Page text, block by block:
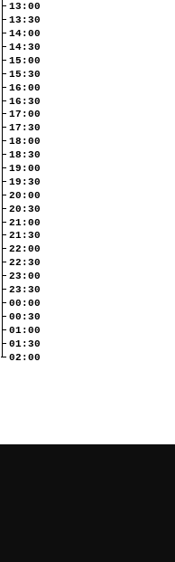
13:00
13:30
14:00
14:30
15:00
15:30
16:00
16:30
17:00
17:30
18:00
18:30
19:00
19:30
20:00
20:30
21:00
21:30
22:00
22:30
23:00
23:30
00:00
00:30
01:00
01:30
02:00